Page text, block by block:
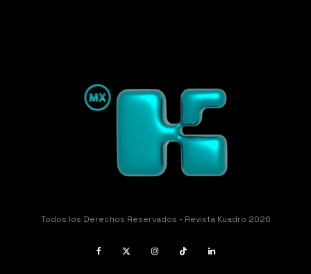
Todos los Derechos Reservados - Revista Kuadro 2026